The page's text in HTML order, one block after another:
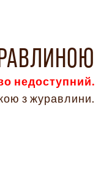
недоступний.
з журавлини.